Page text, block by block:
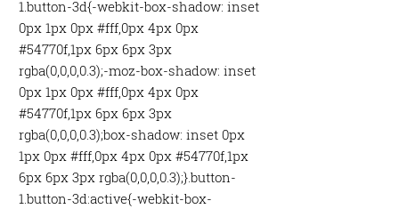
1.button-3d{-webkit-box-shadow: inset
0px 1px 0px #fff,0px 4px 0px
#54770f,1px 6px 6px 3px
rgba(0,0,0,0.3);-moz-box-shadow: inset
0px 1px 0px #fff,0px 4px 0px
#54770f,1px 6px 6px 3px
rgba(0,0,0,0.3);box-shadow: inset 0px
1px 0px #fff,0px 4px 0px #54770f,1px
6px 6px 3px rgba(0,0,0,0.3);}.button-
1.button-3d:active{-webkit-box-